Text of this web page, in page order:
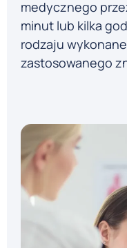
medycznego
minut lub kilka
rodzaju
zastosowanego